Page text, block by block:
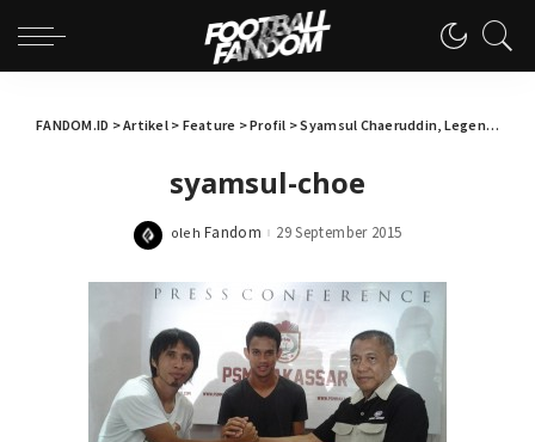
FANDOM.ID >Artikel> Feature >Profil >Syamsul Chaeruddin, Legenda PSM
syamsul-choe
Posted
oleh Fandom 29 September 2015